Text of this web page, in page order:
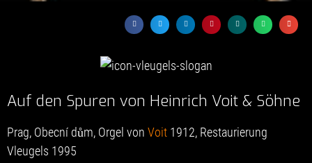
Auf den Spuren von Heinrich Voit & Söhne
Prag, Obecní dům, Orgel von Voit 1912, Restaurierung
Vleugels 1995